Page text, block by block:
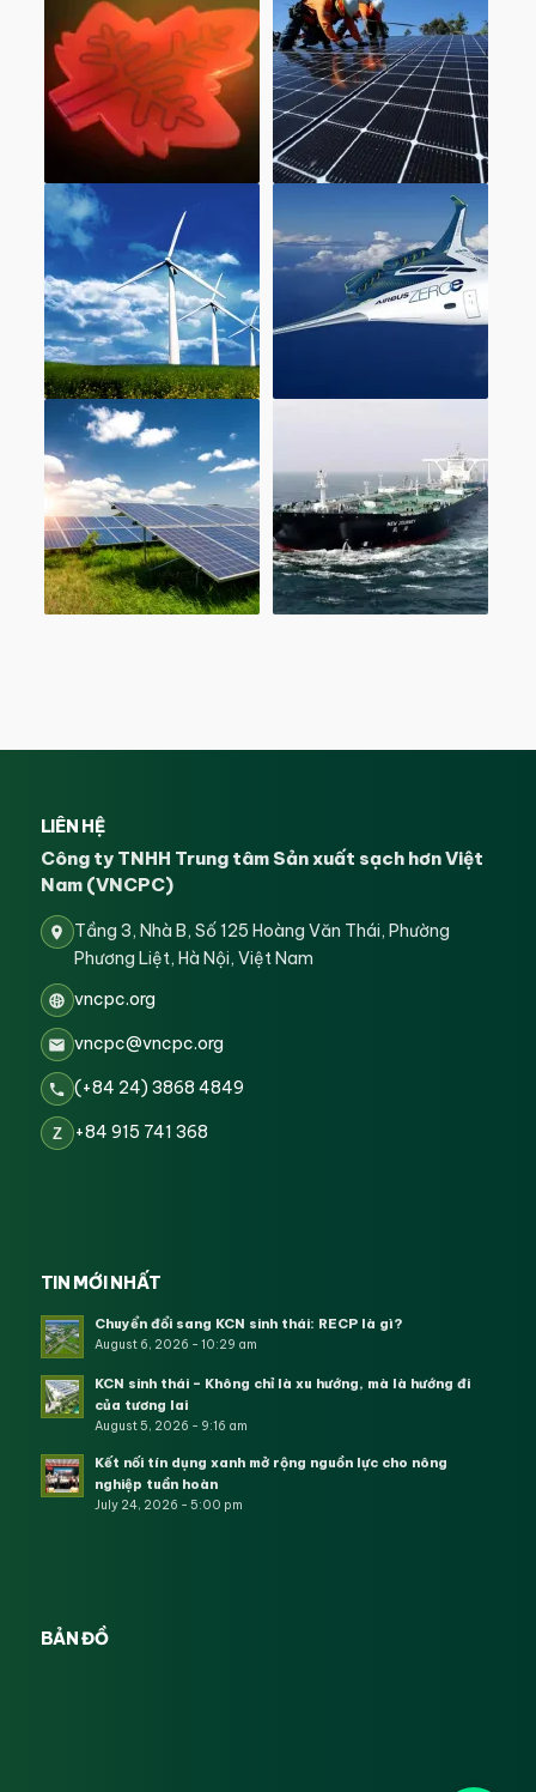
LIÊN HỆ
Công ty TNHH Trung tâm Sản xuất sạch hơn Việt
Nam (VNCPC)
Tầng 3, Nhà B, Số 125 Hoàng Văn Thái, Phường
Phương Liệt, Hà Nội, Việt Nam
vncpc.org
vncpc@vncpc.org
(+84 24) 3868 4849
Z +84 915 741 368
TIN MỚI NHẤT
Chuyển đổi sang KCN sinh thái: RECP là gì?
August 6, 2026 - 10:29 am
KCN sinh thái – Không chỉ là xu hướng, mà là hướng đi
của tương lai
August 5, 2026 - 9:16 am
Kết nối tín dụng xanh mở rộng nguồn lực cho nông
nghiệp tuần hoàn
July 24, 2026 - 5:00 pm
BẢN ĐỒ